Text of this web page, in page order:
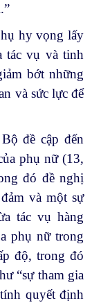
hy vọng lấy
tác vụ và tinh
bớt những
và sức lực để
đề cập đến
phụ nữ (13,
đó đề nghị
và một sự
tác vụ hàng
phụ nữ trong
độ, trong đó
“sự tham gia
quyết định